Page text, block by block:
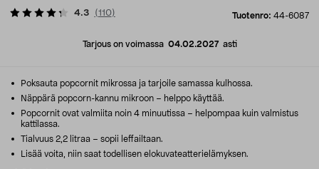
Tuotenro: 44-6087
4.3 (110)
Tarjous on voimassa 04.02.2027asti
Poksauta popcornit mikrossa ja tarjoile samassa kulhossa.
Näppärä popcorn-kannu mikroon – helppo käyttää.
Popcornit ovat valmiita noin 4 minuutissa – helpompaa kuin valmistus
kattilassa.
Tialvuus 2,2 litraa – sopii leffailtaan.
Lisää voita, niin saat todellisen elokuvateatterielämyksen.